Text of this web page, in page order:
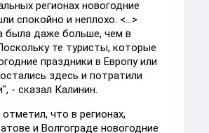
регионах новогодние
спокойно и неплохо. <...>
была даже больше, чем в
те туристы, которые
праздники в Европу или
здесь и потратили
- сказал Калинин.
что в регионах,
и Волгограде новогодние